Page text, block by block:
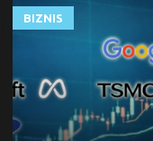
BIZNIS